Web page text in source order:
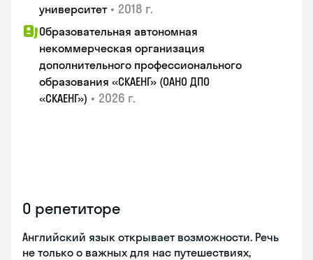
университет • 2018 г.
Образовательная автономная
некоммерческая организация
дополнительного профессионального
образования «СКАЕНГ» (ОАНО ДПО
«СКАЕНГ») • 2026 г.
О репетиторе
Английский язык открывает возможности. Речь
не только о важных для нас путешествиях,